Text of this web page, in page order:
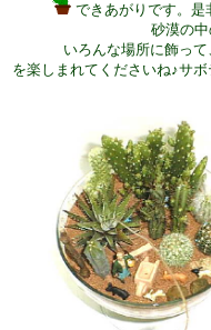
できあがりです。是
砂漠の
いろんな場所に飾っ
を楽しまれてくださいね♪サ